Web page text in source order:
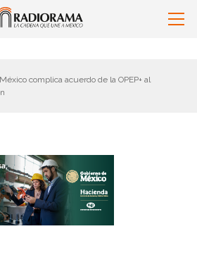
México complica acuerdo de la OPEP+ al